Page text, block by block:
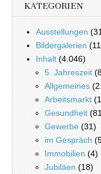
KATEGORIEN
Ausstellungen
Bildergalerien
Inhalt (4.046)
5. Jahreszeit
Allgemeines
Arbeitsmarkt
Gesundheit
Gewerbe (31)
im Gespräch
Immobilien (4)
Jubiläen (18)